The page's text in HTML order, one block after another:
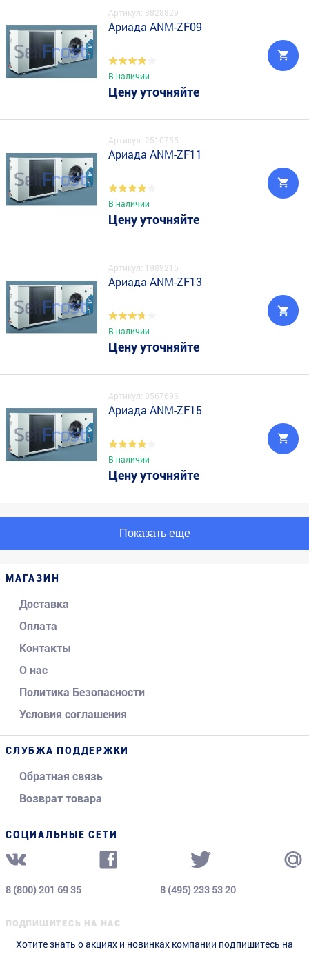
Артикул: 8828829
Ариада ANM-ZF09
В наличии
Цену уточняйте
Артикул: 2510755
Ариада ANM-ZF11
В наличии
Цену уточняйте
Артикул: 1989215
Ариада ANM-ZF13
В наличии
Цену уточняйте
Артикул: 8567696
Ариада ANM-ZF15
В наличии
Цену уточняйте
Показать еще
МАГАЗИН
Доставка
Оплата
Контакты
О нас
Политика Безопасности
Условия соглашения
СЛУБЖА ПОДДЕРЖКИ
Обратная связь
Возврат товара
СОЦИАЛЬНЫЕ СЕТИ
8 (800) 201 69 35 8 (495) 233 53 20
ПОДПИШИТЕСЬ НА НАС
Хотите знать о акциях и новинках компании подпишитесь на